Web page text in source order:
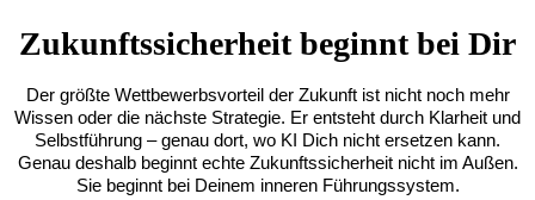
Zukunftssicherheit beginnt bei Dir
Der größte Wettbewerbsvorteil der Zukunft ist nicht noch mehr
Wissen oder die nächste Strategie. Er entsteht durch Klarheit und
Selbstführung – genau dort, wo KI Dich nicht ersetzen kann.
Genau deshalb beginnt echte Zukunftssicherheit nicht im Außen.
Sie beginnt bei Deinem inneren Führungssystem.